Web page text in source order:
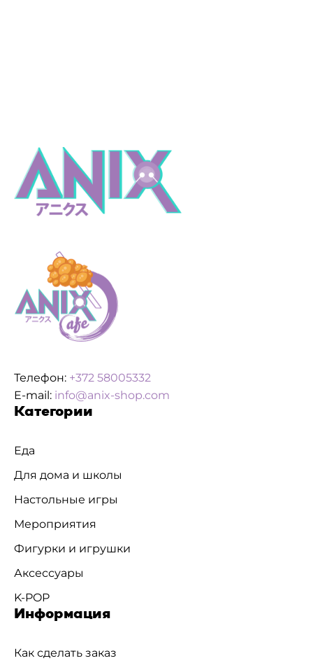
Телефон: +372 58005332
E-mail: info@anix-shop.com
Категории
Еда
Для дома и школы
Настольные игры
Мероприятия
Фигурки и игрушки
Аксессуары
K-POP
Информация
Как сделать заказ